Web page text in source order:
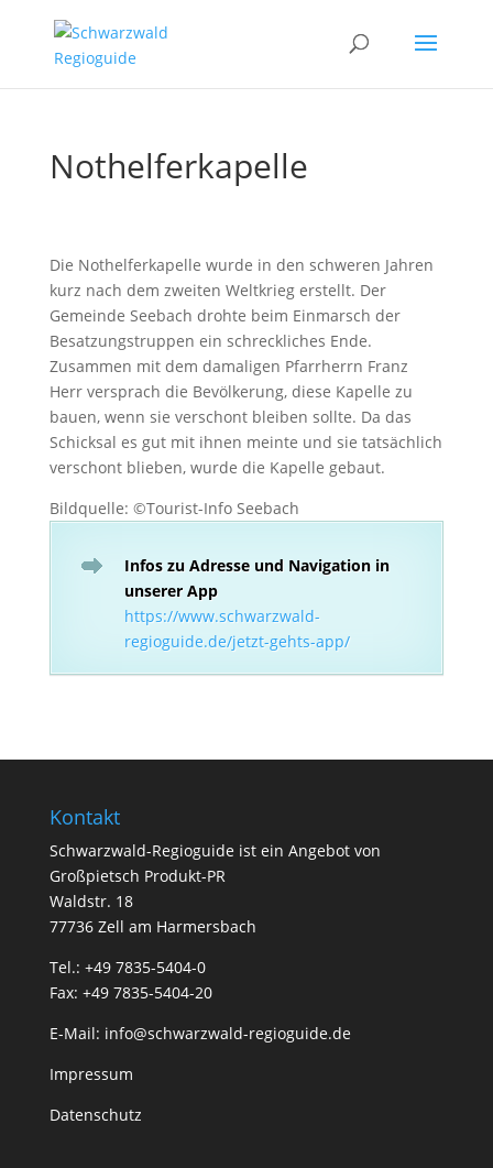
Nothelferkapelle
Die Nothelferkapelle wurde in den schweren Jahren
kurz nach dem zweiten Weltkrieg erstellt. Der
Gemeinde Seebach drohte beim Einmarsch der
Besatzungstruppen ein schreckliches Ende.
Zusammen mit dem damaligen Pfarrherrn Franz
Herr versprach die Bevölkerung, diese Kapelle zu
bauen, wenn sie verschont bleiben sollte. Da das
Schicksal es gut mit ihnen meinte und sie tatsächlich
verschont blieben, wurde die Kapelle gebaut.
Bildquelle: ©Tourist-Info Seebach
Infos zu Adresse und Navigation in
unserer App
https://www.schwarzwald-
regioguide.de/jetzt-gehts-app/
Kontakt
Schwarzwald-Regioguide ist ein Angebot von
Großpietsch Produkt-PR
Waldstr. 18
77736 Zell am Harmersbach
Tel.: +49 7835-5404-0
Fax: +49 7835-5404-20
E-Mail: info@schwarzwald-regioguide.de
Impressum
Datenschutz